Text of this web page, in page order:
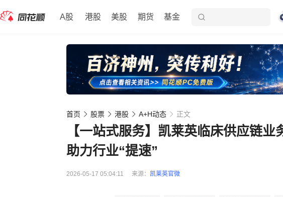
A股 港股 美股 期货 基金
首页 股票 港股 A+H动态 正文
【一站式服务】凯莱英临床供应链
助力行业“提速”
2026-05-17 05:04:11 来源： 凯莱英官微